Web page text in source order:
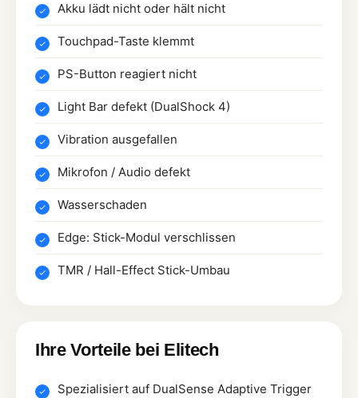
Akku lädt nicht oder hält nicht
Touchpad-Taste klemmt
PS-Button reagiert nicht
Light Bar defekt (DualShock 4)
Vibration ausgefallen
Mikrofon / Audio defekt
Wasserschaden
Edge: Stick-Modul verschlissen
TMR / Hall-Effect Stick-Umbau
Ihre Vorteile bei Elitech
Spezialisiert auf DualSense Adaptive Trigger